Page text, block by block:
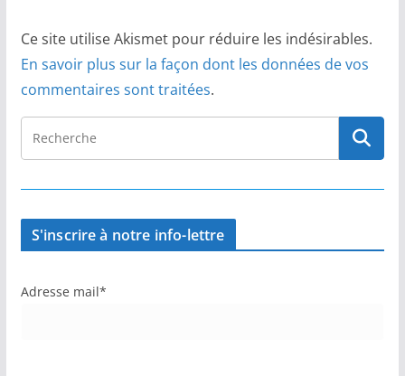
Ce site utilise Akismet pour réduire les indésirables.
En savoir plus sur la façon dont les données de vos
commentaires sont traitées.
S'inscrire à notre info-lettre
Adresse mail*